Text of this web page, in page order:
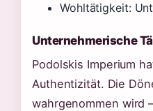
Wohltätigkeit:
Unternehmerische
Podolskis Imperium
Authentizität. Die
wahrgenommen wird